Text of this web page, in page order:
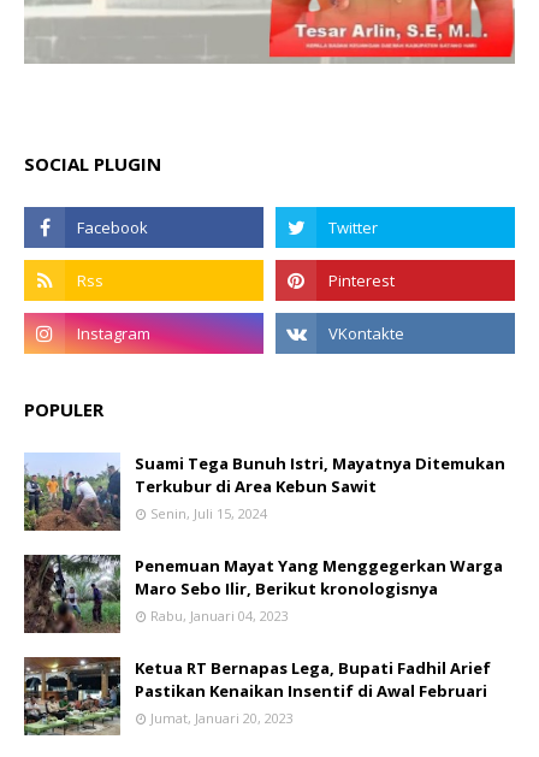
SOCIAL PLUGIN
POPULER
Suami Tega Bunuh Istri, Mayatnya Ditemukan
Terkubur di Area Kebun Sawit
Senin, Juli 15, 2024
Penemuan Mayat Yang Menggegerkan Warga
Maro Sebo Ilir, Berikut kronologisnya
Rabu, Januari 04, 2023
Ketua RT Bernapas Lega, Bupati Fadhil Arief
Pastikan Kenaikan Insentif di Awal Februari
Jumat, Januari 20, 2023